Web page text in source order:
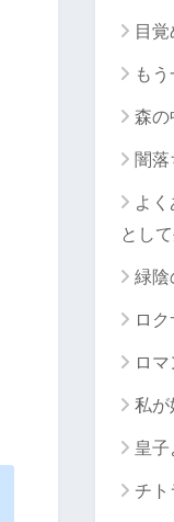
目
も
森の
闇落
よ
とし
緑陰
ロ
ロ
私が
皇子
チト